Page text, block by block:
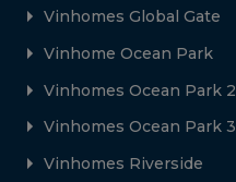
Vinhomes Global Gate
Vinhome Ocean Park
Vinhomes Ocean Park 2
Vinhomes Ocean Park 3
Vinhomes Riverside